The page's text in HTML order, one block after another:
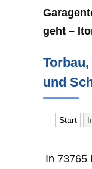
geht –
und
Start
In 73765